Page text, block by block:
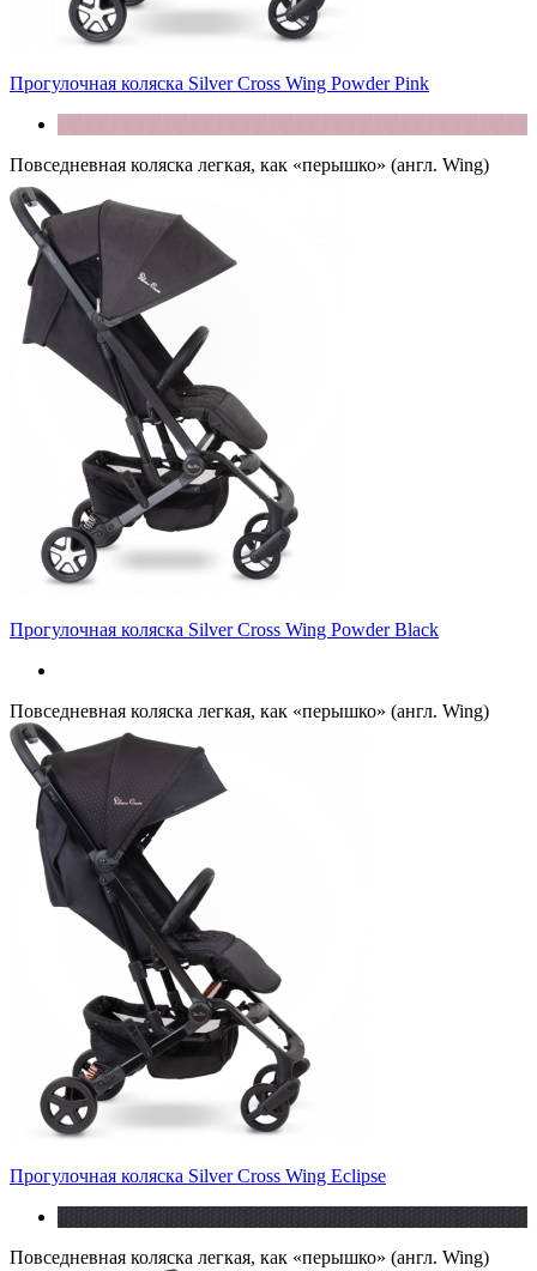
Прогулочная коляска Silver Cross Wing Powder Pink
Повседневная коляска легкая, как «перышко» (англ. Wing)
Прогулочная коляска Silver Cross Wing Powder Black
Повседневная коляска легкая, как «перышко» (англ. Wing)
Прогулочная коляска Silver Cross Wing Eclipse
Повседневная коляска легкая, как «перышко» (англ. Wing)